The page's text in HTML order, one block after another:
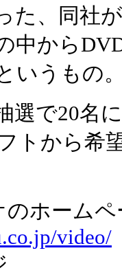
た、同社
中から
いうもの
で20名
トから希
ホームペ
video/